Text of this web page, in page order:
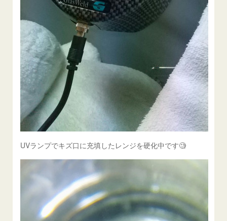
UVランプでキズ口に充填したレンジを硬化中です🧐